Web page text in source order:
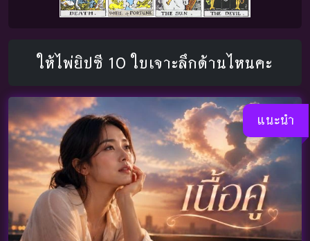
ให้ไพ่ยิปซี 10 ใบเจาะลึกด้านไหนคะ
แนะนำ